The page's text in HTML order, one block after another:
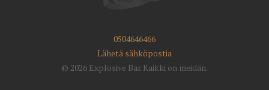
0504646466
Lähetä sähköpostia
© 2026 Explosive Bar. Kaikki on meidän.